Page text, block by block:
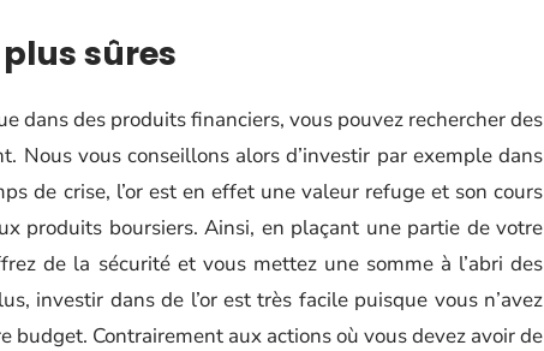
sûres
dans des produits financiers, vous pouvez rechercher des
Nous vous conseillons alors d’investir par exemple dans
de crise, l’or est en effet une valeur refuge et son cours
produits boursiers. Ainsi, en plaçant une partie de votre
de la sécurité et vous mettez une somme à l’abri des
investir dans de l’or est très facile puisque vous n’avez
budget. Contrairement aux actions où vous devez avoir de